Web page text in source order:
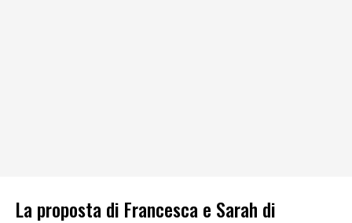
La proposta di Francesca e Sarah di